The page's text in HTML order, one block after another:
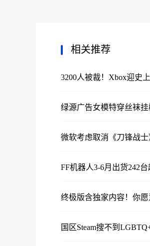
相关推荐
3200人被裁！Xbox迎史
绿源广告女模特穿丝袜
微软考虑取消《刀锋战
FF机器人3-6月出货242
终极版含独家内容！你
国区Steam搜不到